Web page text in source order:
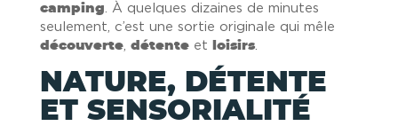
camping . À quelques dizaines de minutes
seulement, c’est une sortie originale qui mêle
découverte, détenteet loisirs.
NATURE, DÉTENTE
ET SENSORIALITÉ